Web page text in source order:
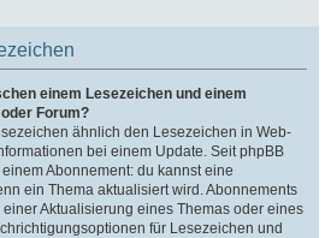
einem Lesezeichen und einem
Forum?
ähnlich den Lesezeichen in Web-
bei einem Update. Seit phpBB
Abonnement: du kannst eine
ein Thema aktualisiert wird. Abonnements
Aktualisierung eines Themas oder eines
für Lesezeichen und